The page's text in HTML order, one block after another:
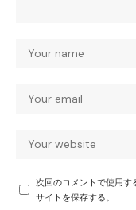
次回のコメントで使用す
サイトを保存する。